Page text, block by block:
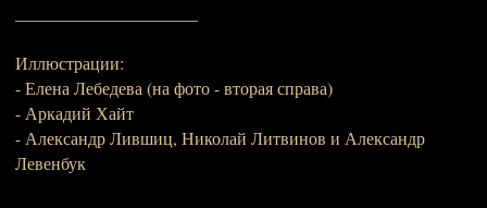
Иллюстрации:
- Елена Лебедева (на фото - вторая справа)
- Аркадий Хайт
- Александр Лившиц, Николай Литвинов и Александр
Левенбук